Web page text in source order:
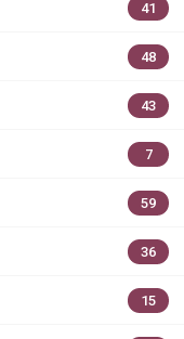
41
48
43
7
59
36
15